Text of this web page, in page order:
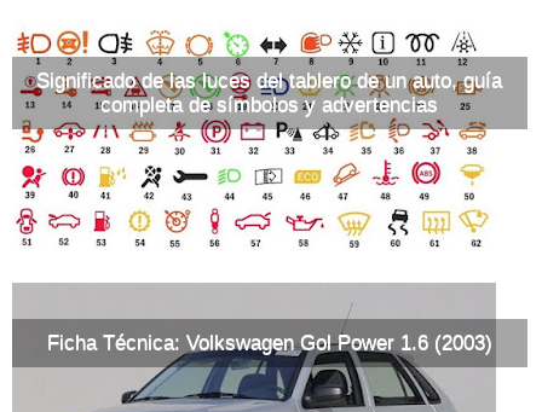
Significado de las luces del tablero de un auto, guía
completa de símbolos y advertencias
Ficha Técnica: Volkswagen Gol Power 1.6 (2003)